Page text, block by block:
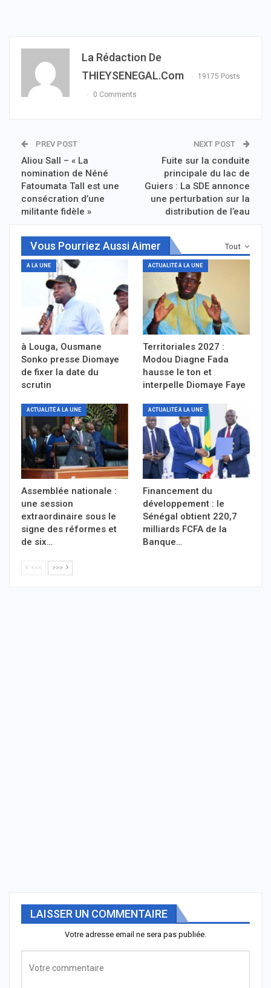
La Rédaction De
THIEYSENEGAL.com
19175 Posts
0 Comments
PREV POST
Aliou Sall – « La
nomination de Néné
Fatoumata Tall est une
consécration d’une
militante fidèle »
NEXT POST
Fuite sur la conduite
principale du lac de
Guiers : La SDE annonce
une perturbation sur la
distribution de l’eau
Tout
Vous Pourriez Aussi Aimer
A LA UNE
à Louga, Ousmane
Sonko presse Diomaye
de fixer la date du
scrutin
ACTUALITÉ À LA UNE
Territoriales 2027 :
Modou Diagne Fada
hausse le ton et
interpelle Diomaye Faye
ACTUALITÉ À LA UNE
Assemblée nationale :
une session
extraordinaire sous le
signe des réformes et
de six…
ACTUALITÉ À LA UNE
Financement du
développement : le
Sénégal obtient 220,7
milliards FCFA de la
Banque…
<<< >>>
LAISSER UN COMMENTAIRE
Votre adresse email ne sera pas publiée.